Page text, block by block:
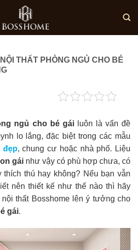
THẤT PHÒNG NGỦ CHO BÉ
ngủ cho bé gáiluôn là vấn đề
lo lắng, đặc biệt trong các mẫu
đẹp, chung cư hoặc nhà phố. Liệu
gái như vậy có phù hợp chưa, có
thích thú hay không? Nếu bạn vẫn
nên thiết kế như thế nào thì hãy
nội thất Bosshome lên ý tưởng cho
gái.